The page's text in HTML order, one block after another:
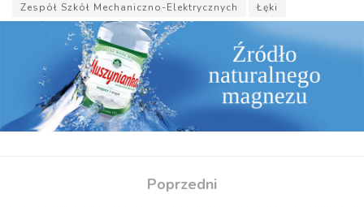
Zespół Szkół Mechaniczno-Elektrycznych
Łęki
Poprzedni